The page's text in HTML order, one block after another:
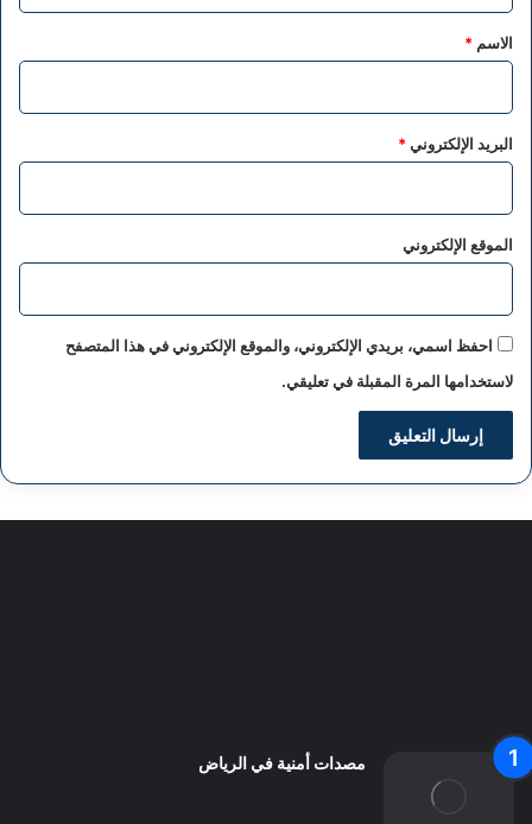
*
الاسم *
البريد الإلكتروني*
الموقع الإلكتروني
احفظ اسمي، بريدي الإلكتروني، والموقع الإلكتروني في هذا المتصفح
لاستخدامها المرة المقبلة في تعليقي.
مصدات أمنية في الرياض